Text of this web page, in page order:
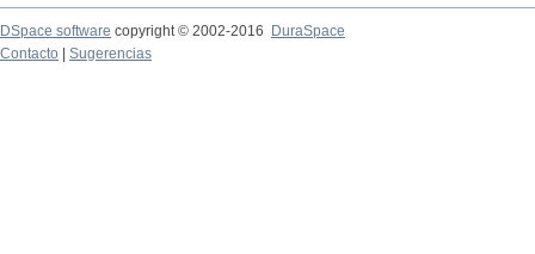
DSpace software copyright © 2002-2016
DuraSpace
Contacto
Sugerencias